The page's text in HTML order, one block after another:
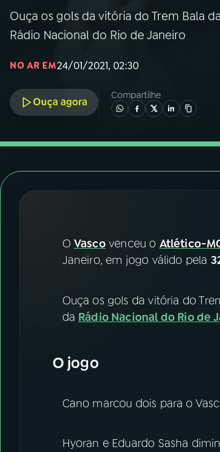
03PROGRAMAÇÃO
05 PODCASTS
ACOMPANHE A RÁDIO NACIONAL
Instagram X
Ouça os gols da vitória do Trem Bala
Rádio Nacional do Rio de Janeiro
NO AR EM24/01/2021, 02:30
Ouça agora
Compartilhe
O Vascovenceu o Atlético-
Janeiro, em jogo válido pela
Ouça os gols da vitória do
da Rádio Nacional do Rio de
O jogo
Cano marcou dois para o
Hyoran e Eduardo Sasha